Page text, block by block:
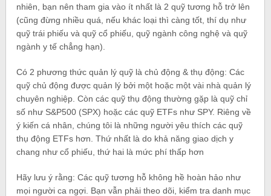
nhiên, bạn nên tham gia vào ít nhất là 2 quỹ tương hỗ trở lên
(cũng đừng nhiều quá, nếu khác loại thì càng tốt, thí dụ như
quỹ trái phiếu và quỹ cổ phiếu, quỹ ngành công nghệ và quỹ
ngành y tế chẳng hạn).
Có 2 phương thức quản lý quỹ là chủ động & thụ động: Các
quỹ chủ động được quản lý bởi một hoặc một vài nhà quản lý
chuyên nghiệp. Còn các quỹ thụ động thường gặp là quỹ chỉ
số như S&P500 (SPX) hoặc các quỹ ETFs như SPY. Riêng về
ý kiến cá nhân, chúng tôi là những người yêu thích các quỹ
thụ động ETFs hơn. Thứ nhất là do khả năng giao dịch y
chang như cổ phiếu, thứ hai là mức phí thấp hơn
Hãy lưu ý rằng: Các quỹ tương hỗ không hề hoàn hảo như
mọi người ca ngợi. Bạn vẫn phải theo dõi, kiểm tra danh mục